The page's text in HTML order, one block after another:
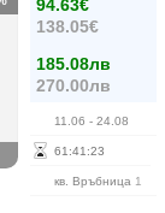
94.63€
138.05€
185.08лв
270.00лв
11.06 - 24.08
61 :41 :23
кв. Връбница 1